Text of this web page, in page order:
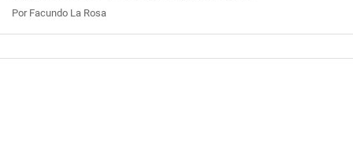
Por Facundo La Rosa